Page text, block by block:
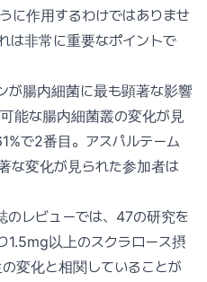
に作用するわけではありませ
は非常に重要なポイントで
が腸内細菌に最も顕著な影響
能な腸内細菌叢の変化が見
で2番目。アスパルテーム
な変化が見られた参加者は
レビューでは、47の研究を
1.5mg以上のスクラロース摂
変化と相関していることが